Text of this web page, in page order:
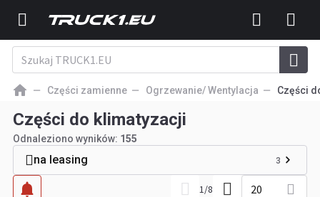
Części zamienne Ogrzewanie/ Wentylacja Części
Części do klimatyzacji
Odnaleziono wyników: 155
na leasing 3
1/8 20